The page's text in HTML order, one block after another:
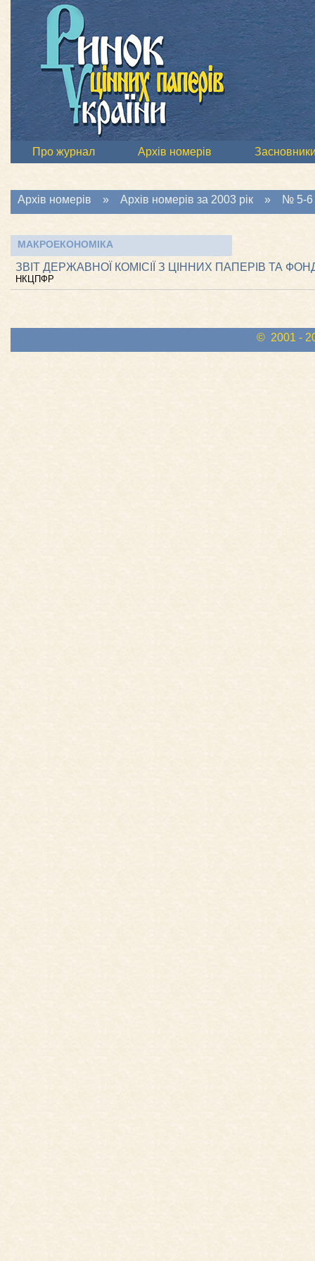
Про журнал Архів номерів
Архів номерів » Архів номерів за 2003 рік » № 5-6
МАКРОЕКОНОМІКА
ЗВІТ ДЕРЖАВНОЇ КОМІСІЇ З ЦІННИХ ПАПЕРІВ ТА
НКЦПФР
© 2001 -